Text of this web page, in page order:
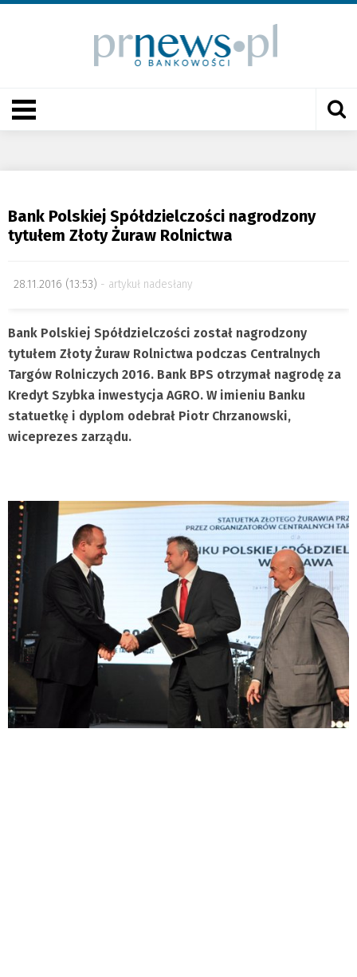
Bank Polskiej Spółdzielczości nagrodzony
tytułem Złoty Żuraw Rolnictwa
28.11.2016 (13:53) artykuł nadesłany
Bank Polskiej Spółdzielczości został nagrodzony
tytułem Złoty Żuraw Rolnictwa podczas Centralnych
Targów Rolniczych 2016. Bank BPS otrzymał nagrodę za
Kredyt Szybka inwestycja AGRO. W imieniu Banku
statuetkę i dyplom odebrał Piotr Chrzanowski,
wiceprezes zarządu.